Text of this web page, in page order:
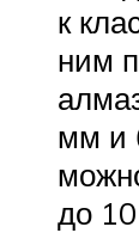
к
ним
мм и
до